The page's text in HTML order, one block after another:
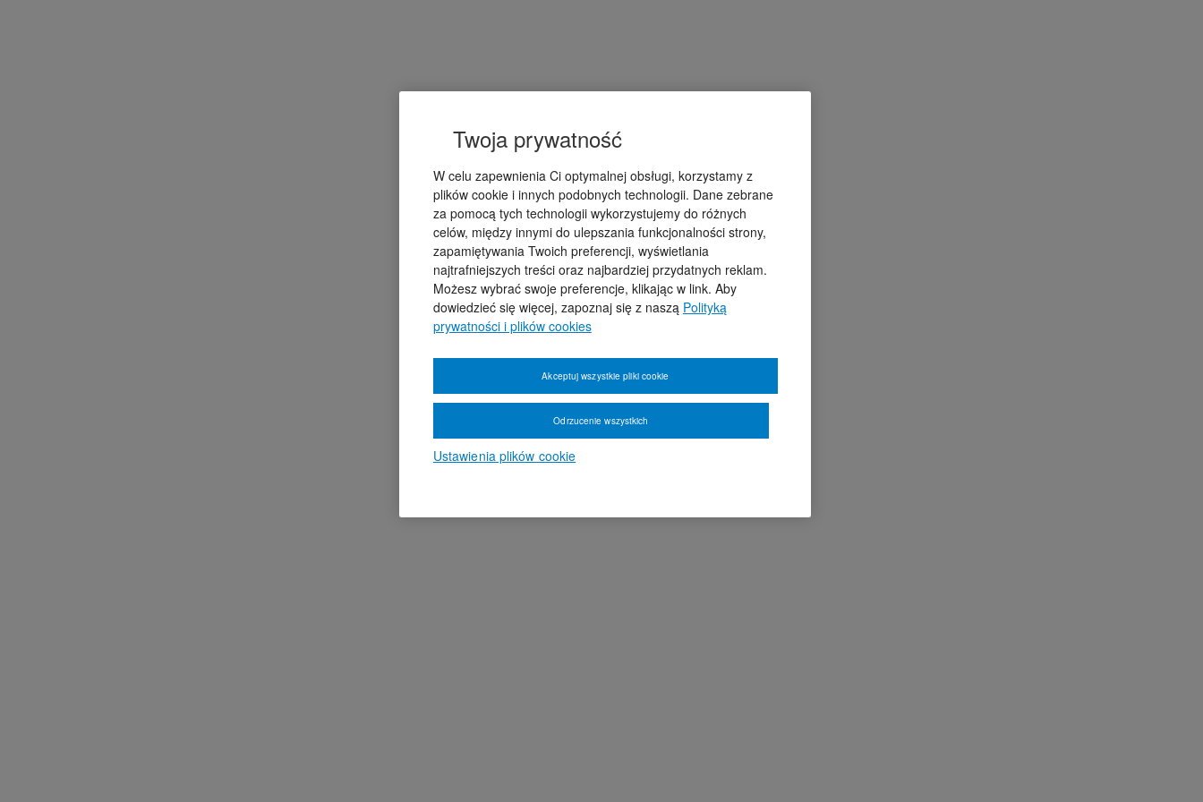
Twoja prywatność
W celu zapewnienia Ci optymalnej obsługi, korzystamy z
plików cookie i innych podobnych technologii. Dane zebrane
za pomocą tych technologii wykorzystujemy do różnych
celów, między innymi do ulepszania funkcjonalności strony,
zapamiętywania Twoich preferencji, wyświetlania
najtrafniejszych treści oraz najbardziej przydatnych reklam.
Możesz wybrać swoje preferencje, klikając w link. Aby
dowiedzieć się więcej, zapoznaj się z naszą Polityką
prywatności i plików cookies
Ustawienia plików cookie
Odrzucenie wszystkich
Akceptuj wszystkie pliki cookie